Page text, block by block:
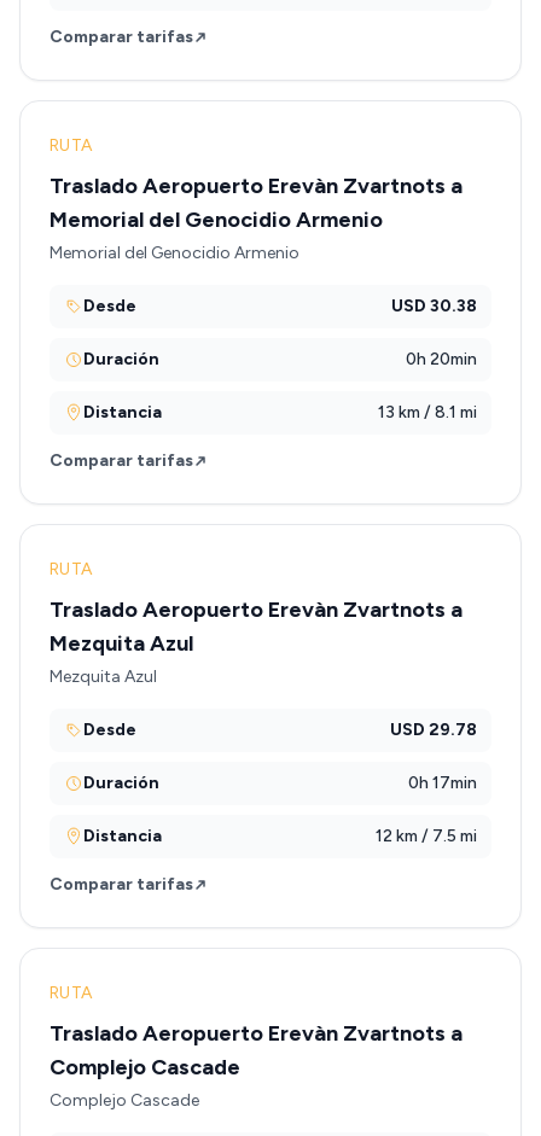
Comparar tarifas
RUTA
Traslado Aeropuerto Erevàn Zvartnots a
Memorial del Genocidio Armenio
Memorial del Genocidio Armenio
Desde USD 30.38
Duración 0h 20min
Distancia 13 km / 8.1 mi
Comparar tarifas
RUTA
Traslado Aeropuerto Erevàn Zvartnots a
Mezquita Azul
Mezquita Azul
Desde USD 29.78
Duración 0h 17min
Distancia 12 km / 7.5 mi
Comparar tarifas
RUTA
Traslado Aeropuerto Erevàn Zvartnots a
Complejo Cascade
Complejo Cascade